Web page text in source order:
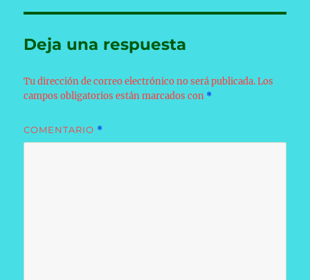
Deja una respuesta
Tu dirección de correo electrónico no será publicada. Los
campos obligatorios están marcados con *
COMENTARIO *